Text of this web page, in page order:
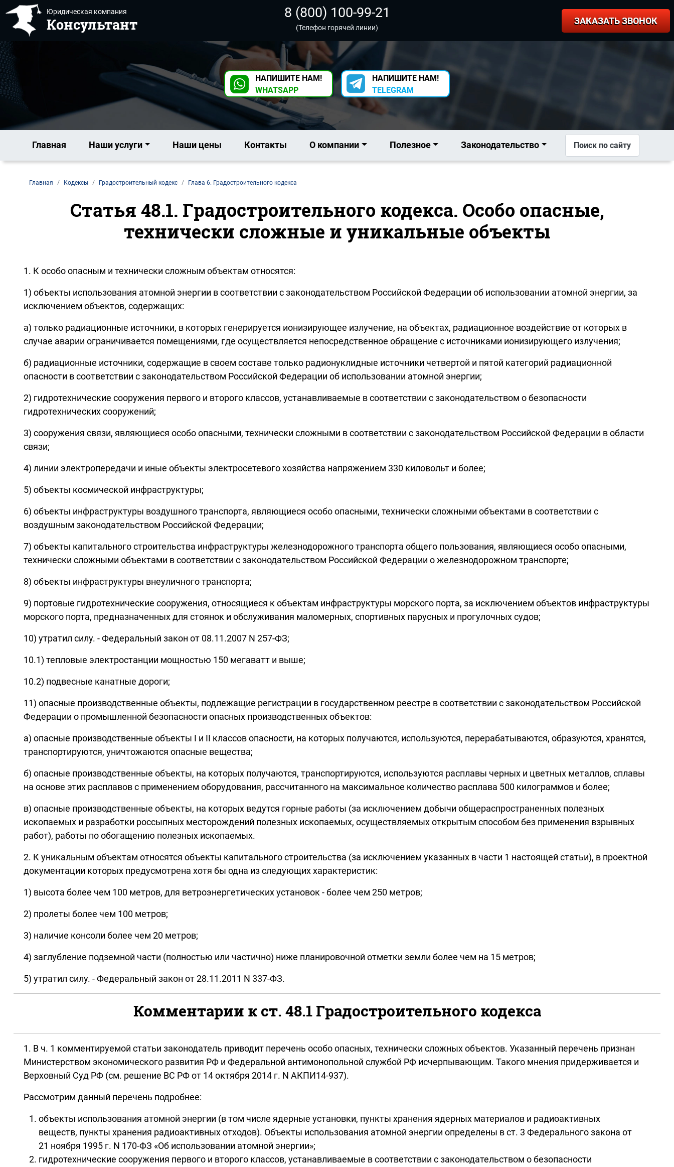
Юридическая компания
Консультант
8 (800) 100-99-21
(Телефон горячей линии)
ЗАКАЗАТЬ ЗВОНОК
НАПИШИТЕ НАМ!
WHATSAPP
НАПИШИТЕ НАМ!
TELEGRAM
Главная Наши услуги Наши цены Контакты О компании Полезное Законодательство Поиск по сайту
Главная Кодексы Градостроительный кодекс Глава 6. Градостроительного кодекса
Статья 48.1. Градостроительного кодекса. Особо опасные,
технически сложные и уникальные объекты
1. К особо опасным и технически сложным объектам относятся:
1) объекты использования атомной энергии в соответствии с законодательством Российской Федерации об использовании атомной энергии, за
исключением объектов, содержащих:
а) только радиационные источники, в которых генерируется ионизирующее излучение, на объектах, радиационное воздействие от которых в
случае аварии ограничивается помещениями, где осуществляется непосредственное обращение с источниками ионизирующего излучения;
б) радиационные источники, содержащие в своем составе только радионуклидные источники четвертой и пятой категорий радиационной
опасности в соответствии с законодательством Российской Федерации об использовании атомной энергии;
2) гидротехнические сооружения первого и второго классов, устанавливаемые в соответствии с законодательством о безопасности
гидротехнических сооружений;
3) сооружения связи, являющиеся особо опасными, технически сложными в соответствии с законодательством Российской Федерации в области
связи;
4) линии электропередачи и иные объекты электросетевого хозяйства напряжением 330 киловольт и более;
5) объекты космической инфраструктуры;
6) объекты инфраструктуры воздушного транспорта, являющиеся особо опасными, технически сложными объектами в соответствии с
воздушным законодательством Российской Федерации;
7) объекты капитального строительства инфраструктуры железнодорожного транспорта общего пользования, являющиеся особо опасными,
технически сложными объектами в соответствии с законодательством Российской Федерации о железнодорожном транспорте;
8) объекты инфраструктуры внеуличного транспорта;
9) портовые гидротехнические сооружения, относящиеся к объектам инфраструктуры морского порта, за исключением объектов инфраструктуры
морского порта, предназначенных для стоянок и обслуживания маломерных, спортивных парусных и прогулочных судов;
10) утратил силу. - Федеральный закон от 08.11.2007 N 257-ФЗ;
10.1) тепловые электростанции мощностью 150 мегаватт и выше;
10.2) подвесные канатные дороги;
11) опасные производственные объекты, подлежащие регистрации в государственном реестре в соответствии с законодательством Российской
Федерации о промышленной безопасности опасных производственных объектов:
а) опасные производственные объекты I и II классов опасности, на которых получаются, используются, перерабатываются, образуются, хранятся,
транспортируются, уничтожаются опасные вещества;
б) опасные производственные объекты, на которых получаются, транспортируются, используются расплавы черных и цветных металлов, сплавы
на основе этих расплавов с применением оборудования, рассчитанного на максимальное количество расплава 500 килограммов и более;
в) опасные производственные объекты, на которых ведутся горные работы (за исключением добычи общераспространенных полезных
ископаемых и разработки россыпных месторождений полезных ископаемых, осуществляемых открытым способом без применения взрывных
работ), работы по обогащению полезных ископаемых.
2. К уникальным объектам относятся объекты капитального строительства (за исключением указанных в части 1 настоящей статьи), в проектной
документации которых предусмотрена хотя бы одна из следующих характеристик:
1) высота более чем 100 метров, для ветроэнергетических установок - более чем 250 метров;
2) пролеты более чем 100 метров;
3) наличие консоли более чем 20 метров;
4) заглубление подземной части (полностью или частично) ниже планировочной отметки земли более чем на 15 метров;
5) утратил силу. - Федеральный закон от 28.11.2011 N 337-ФЗ.
Комментарии к ст. 48.1 Градостроительного кодекса
1. В ч. 1 комментируемой статьи законодатель приводит перечень особо опасных, технически сложных объектов. Указанный перечень признан
Министерством экономического развития РФ и Федеральной антимонопольной службой РФ исчерпывающим. Такого мнения придерживается и
Верховный Суд РФ (см. решение ВС РФ от 14 октября 2014 г. N АКПИ14-937).
Рассмотрим данный перечень подробнее:
объекты использования атомной энергии (в том числе ядерные установки, пункты хранения ядерных материалов и радиоактивных
веществ, пункты хранения радиоактивных отходов). Объекты использования атомной энергии определены в ст. 3 Федерального закона от
21 ноября 1995 г. N 170-ФЗ «Об использовании атомной энергии»;
гидротехнические сооружения первого и второго классов, устанавливаемые в соответствии с законодательством о безопасности